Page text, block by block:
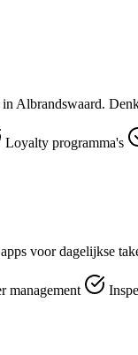
Albrandswaard.
Loyalty programma's
voor dagelijkse
management